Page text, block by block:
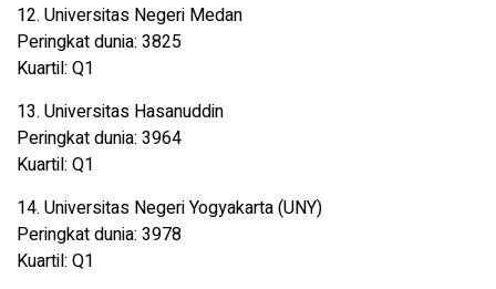
12. Universitas Negeri Medan
Peringkat dunia: 3825
Kuartil: Q1
13. Universitas Hasanuddin
Peringkat dunia: 3964
Kuartil: Q1
14. Universitas Negeri Yogyakarta (UNY)
Peringkat dunia: 3978
Kuartil: Q1